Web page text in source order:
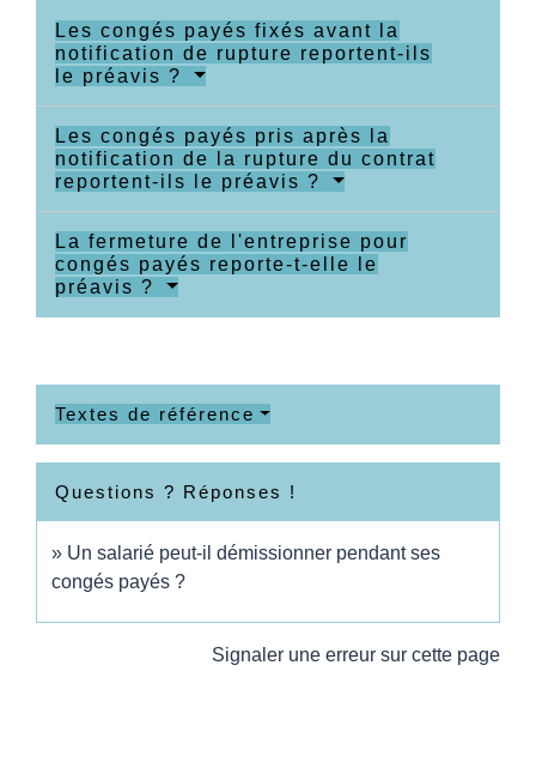
Les congés payés fixés avant la
notification de rupture reportent-ils
le préavis ?
Les congés payés pris après la
notification de la rupture du contrat
reportent-ils le préavis ?
La fermeture de l'entreprise pour
congés payés reporte-t-elle le
préavis ?
Textes de référence
Questions ? Réponses !
Un salarié peut-il démissionner pendant ses
congés payés ?
Signaler une erreur sur cette page